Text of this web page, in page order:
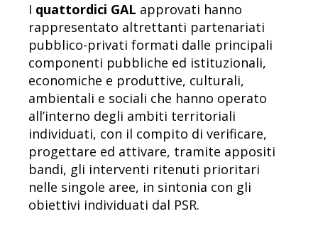
I quattordici GAL approvati hanno
rappresentato altrettanti partenariati
pubblico-privati formati dalle principali
componenti pubbliche ed istituzionali,
economiche e produttive, culturali,
ambientali e sociali che hanno operato
all’interno degli ambiti territoriali
individuati, con il compito di verificare,
progettare ed attivare, tramite appositi
bandi, gli interventi ritenuti prioritari
nelle singole aree, in sintonia con gli
obiettivi individuati dal PSR.